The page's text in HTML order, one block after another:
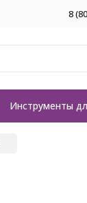
8
Инструменты